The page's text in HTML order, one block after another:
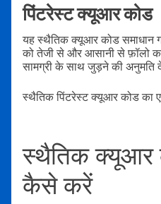
पिंटरेस्ट क्यूआर कोड
यह स्थैतिक क्यूआर कोड समाधान
को तेजी से और आसानी से फ़ॉलो
सामग्री के साथ जुड़ने की अनुमति
स्थैतिक पिंटरेस्ट क्यूआर कोड का
स्थैतिक क्यूआर
कैसे करें